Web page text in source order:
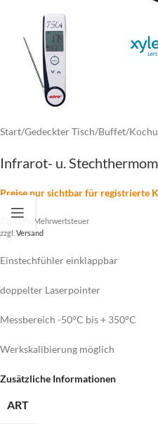
Start/Gedeckter Tisch/Buffet/
Infrarot- u.
Preise nur sichtbar für registrierte
Zzgl. 19% Mehrwertsteuer
zzgl. Versand
Einstechfühler einklappbar
doppelter Laserpointer
Messbereich -50°C bis + 350°C
Werkskalibierung möglich
Zusätzliche Informationen
ART